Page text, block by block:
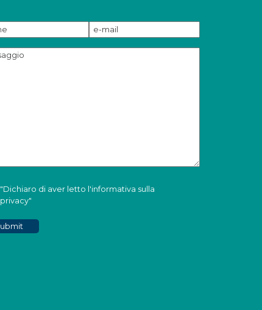
"Dichiaro di aver letto l'informativa sulla
privacy"